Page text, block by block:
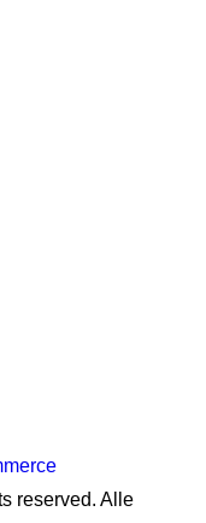
reserved. Alle